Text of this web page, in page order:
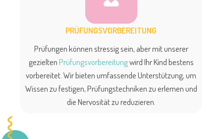
PRÜFUNGSVORBEREITUNG
Prüfungen können stressig sein, aber mit unserer
gezieltenPrüfungsvorbereitungwird Ihr Kind bestens
vorbereitet. Wir bieten umfassende Unterstützung, um
Wissen zu festigen, Prüfungstechniken zu erlernen und
die Nervosität zu reduzieren.